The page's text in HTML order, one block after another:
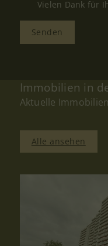
Vielen Dank für
Senden
Immobilien in
Aktuelle Immobilien
Alle ansehen